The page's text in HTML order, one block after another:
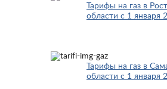
Тарифы на газ в
области с 1 января
Тарифы на газ в
области с 1 января